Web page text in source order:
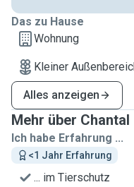
Das zu Hause
Wohnung
Kleiner
Alles anzeigen
Mehr über Chantal
Ich habe Erfahrung ...
<1 Jahr Erfahrung
... im Tierschutz